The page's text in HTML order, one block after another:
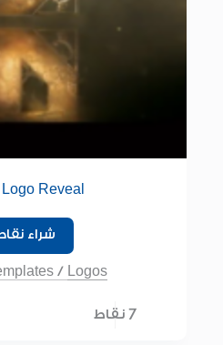
Reveal
شراء
/ Logos
7 نقاط